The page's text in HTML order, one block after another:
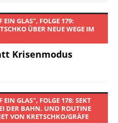
EIN GLAS", FOLGE 179:
ÜBER NEUE WEGE IM
Krisenmodus
EIN GLAS", FOLGE 178: SEKT
DER BAHN. UND ROUTINE
VON KRETSCHKO/GRÄFE